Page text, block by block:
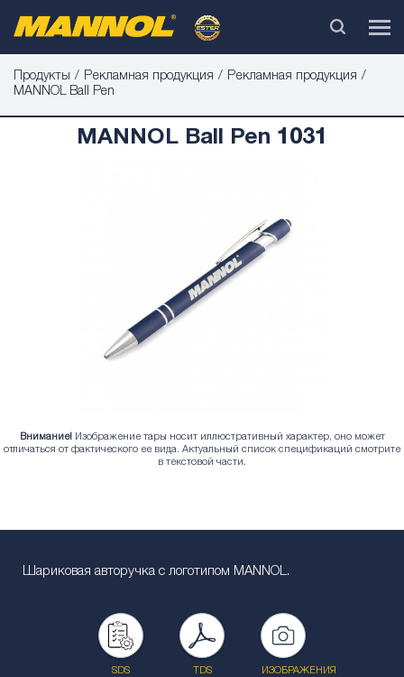
Продукты Рекламная продукция
Рекламная продукция
MANNOL Ball Pen
MANNOL Ball Pen 1031
Внимание! Изображение тары носит иллюстративный характер, оно может
отличаться от фактического ее вида. Актуальный список спецификаций смотрите
в текстовой части.
Шариковая aвторучка с логотипом MANNOL.
SDS TDS ИЗОБРАЖЕНИЯ